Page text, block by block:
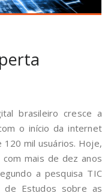
brasileiro cresce a
o início da internet
120 mil usuários. Hoje,
mais de dez anos
a pesquisa TIC
de Estudos sobre as